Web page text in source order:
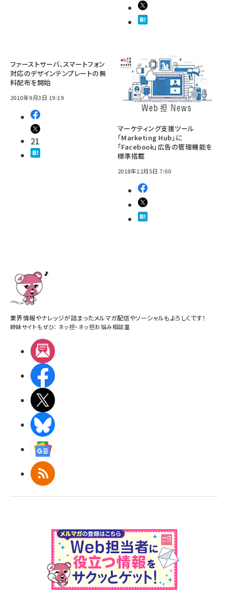
ファーストサーバ、スマートフォン
対応のデザインテンプレートの無
料配布を開始
2010年9月3日 19:19
21
マーケティング支援ツール
「Marketing Hub」に
「Facebook」広告の管理機能を
標準搭載
2018年12月5日 7:00
業界情報やナレッジが詰まったメルマガ配信やソーシャルもよろしくです！
姉妹サイトもぜひ： ネッ担・ ネッ担お悩み相談室
RSS